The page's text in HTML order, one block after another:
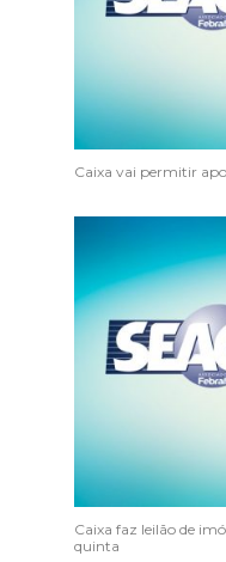
Caixa vai permitir
Caixa faz leilão de
quinta